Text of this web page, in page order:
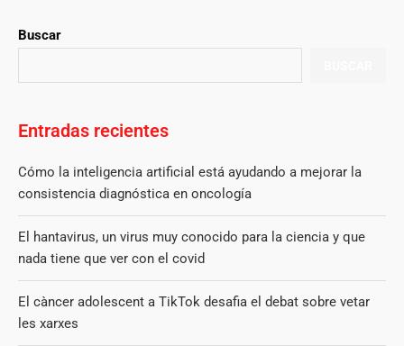
Buscar
Entradas recientes
Cómo la inteligencia artificial está ayudando a mejorar la
consistencia diagnóstica en oncología
El hantavirus, un virus muy conocido para la ciencia y que
nada tiene que ver con el covid
El càncer adolescent a TikTok desafia el debat sobre vetar
les xarxes